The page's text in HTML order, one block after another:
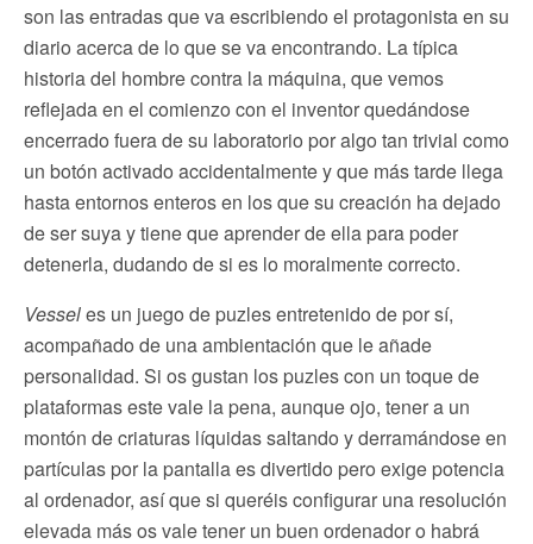
son las entradas que va escribiendo el protagonista en su
diario acerca de lo que se va encontrando. La típica
historia del hombre contra la máquina, que vemos
reflejada en el comienzo con el inventor quedándose
encerrado fuera de su laboratorio por algo tan trivial como
un botón activado accidentalmente y que más tarde llega
hasta entornos enteros en los que su creación ha dejado
de ser suya y tiene que aprender de ella para poder
detenerla, dudando de si es lo moralmente correcto.
Vesseles un juego de puzles entretenido de por sí,
acompañado de una ambientación que le añade
personalidad. Si os gustan los puzles con un toque de
plataformas este vale la pena, aunque ojo, tener a un
montón de criaturas líquidas saltando y derramándose en
partículas por la pantalla es divertido pero exige potencia
al ordenador, así que si queréis configurar una resolución
elevada más os vale tener un buen ordenador o habrá